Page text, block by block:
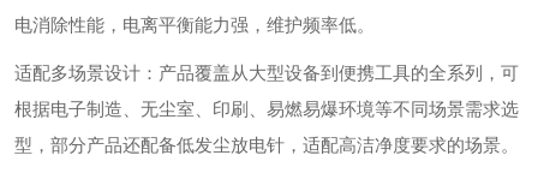
电消除性能，电离平衡能力强，维护频率低。
‌适配多场景设计‌：产品覆盖从大型设备到便携工具的全系列，可
根据电子制造、无尘室、印刷、易燃易爆环境等不同场景需求选
型，部分产品还配备低发尘放电针，适配高洁净度要求的场景。